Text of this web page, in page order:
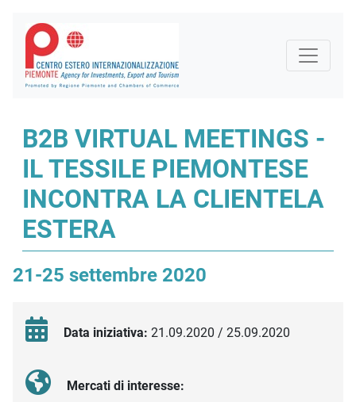
B2B VIRTUAL MEETINGS -
IL TESSILE PIEMONTESE
INCONTRA LA CLIENTELA
ESTERA
21-25 settembre 2020
Data iniziativa: 21.09.2020 / 25.09.2020
Mercati di interesse: